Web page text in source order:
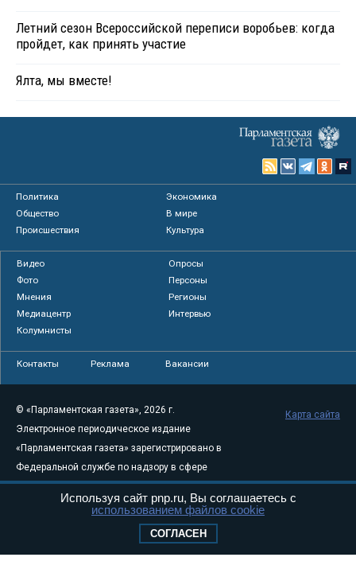
Летний сезон Всероссийской переписи воробьев: когда
пройдет, как принять участие
Ялта, мы вместе!
Политика
Экономика
Общество
В мире
Происшествия
Культура
Видео
Опросы
Фото
Персоны
Мнения
Регионы
Медиацентр
Интервью
Колумнисты
Контакты Реклама Вакансии
© «Парламентская газета», 2026 г.
Электронное периодическое издание
«Парламентская газета» зарегистрировано в
Федеральной службе по надзору в сфере
связи, информационных технологий и
массовых коммуникаций (Роскомнадзор) 05
Свидетельство о регистрации Эл № ФС77-
Карта сайта
Используя сайт pnp.ru, Вы соглашаетесь с
использованием файлов cookie
СОГЛАСЕН